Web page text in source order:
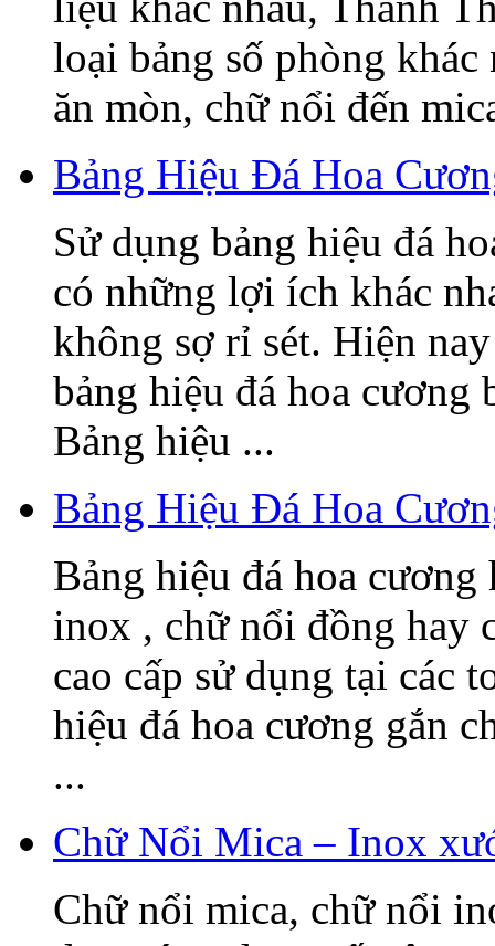
loại bảng số phòng
ăn mòn, chữ nổi đến
Bảng Hiệu Đá Hoa
Sử dụng bảng hiệu đá
có những lợi ích khác
không sợ rỉ sét. Hiện
bảng hiệu đá hoa
Bảng hiệu ...
Bảng Hiệu Đá Hoa
Bảng hiệu đá hoa
inox , chữ nổi đồng hay
cao cấp sử dụng tại các
hiệu đá hoa cương gắn
...
Chữ Nổi Mica – Inox
Chữ nổi mica, chữ nổi